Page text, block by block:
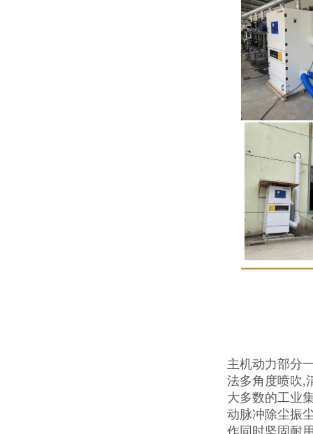
主机动力部分
法多角度喷吹,
大多数的工业
动脉冲除尘振
作同时坚固耐